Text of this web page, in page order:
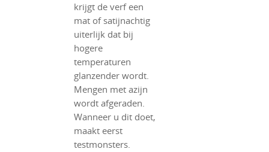
krijgt de verf een
mat of satijnachtig
uiterlijk dat bij
hogere
temperaturen
glanzender wordt.
Mengen met azijn
wordt afgeraden.
Wanneer u dit doet,
maakt eerst
testmonsters.